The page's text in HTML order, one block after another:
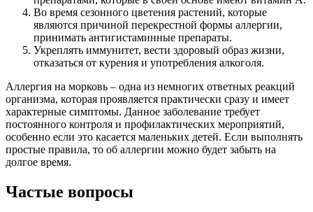
Во время сезонного цветения растений, которые
являются причиной перекрестной формы аллергии,
принимать антигистаминные препараты.
Укреплять иммунитет, вести здоровый образ жизни,
отказаться от курения и употребления алкоголя.
Аллергия на морковь – одна из немногих ответных реакций
организма, которая проявляется практически сразу и имеет
характерные симптомы. Данное заболевание требует
постоянного контроля и профилактических мероприятий,
особенно если это касается маленьких детей. Если выполнять
простые правила, то об аллергии можно будет забыть на
долгое время.
Частые вопросы